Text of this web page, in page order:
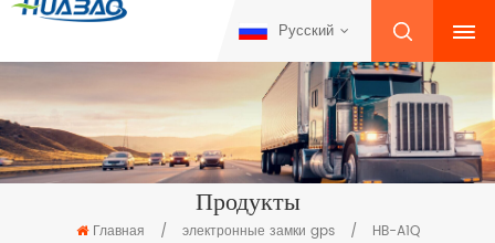
Русский
Продукты
Главная / электронные замки gps / HB-A1Q